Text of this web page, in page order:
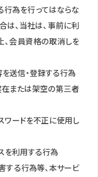
為を行ってはならな
は、当社は、事前に利
、会員資格の取消しを
を送信・登録する行為
在または架空の第三者
ワードを不正に使用し
を利用する行為
する行為等、本サービ